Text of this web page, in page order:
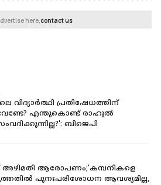
here,contact us
വിദ്യാർത്ഥി പ്രതിഷേധത്തിന്
എന്തുകൊണ്ട് രാഹുൽ
ബിജെപി
അഴിമതി ആരോപണം;'കമ്പനികളെ
പുനഃപരിശോധന ആവശ്യമില്ല,